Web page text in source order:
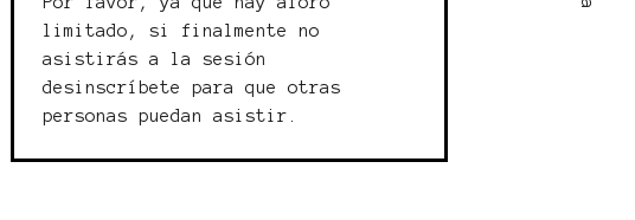
limitado, si finalmente no
asistirás a la sesión
desinscríbete para que otras
personas puedan asistir.